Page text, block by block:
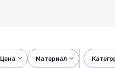
цена материал